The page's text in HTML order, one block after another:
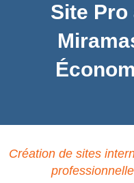
Site Pro
Création de sites